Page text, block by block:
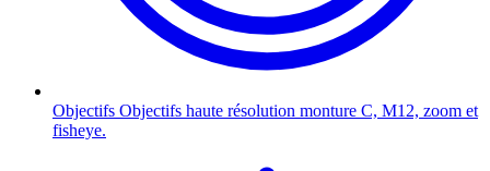
Objectifs Objectifs haute résolution monture C, M12, zoom et
fisheye.